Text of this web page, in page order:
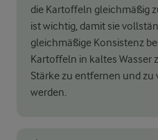
die Kartoffeln gleichmäßig
ist wichtig, damit sie
gleichmäßige Konsistenz
Kartoffeln in kaltes Wasser
Stärke zu entfernen und zu
werden.